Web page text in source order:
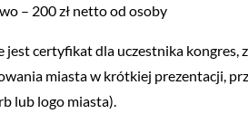
– 200 zł netto od osoby
jest certyfikat dla uczestnika
miasta w krótkiej prezentacji,
lub logo miasta).